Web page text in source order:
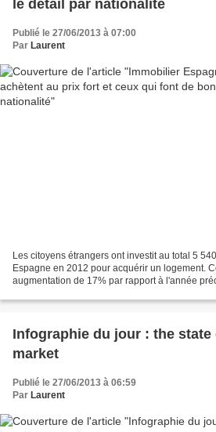
le détail par nationalité
Publié le 27/06/2013 à 07:00
Par Laurent
Les citoyens étrangers ont investit au total 5
Espagne en 2012 pour acquérir un logement.
augmentation de 17% par rapport à l'année
Infographie du jour : the
market
Publié le 27/06/2013 à 06:59
Par Laurent